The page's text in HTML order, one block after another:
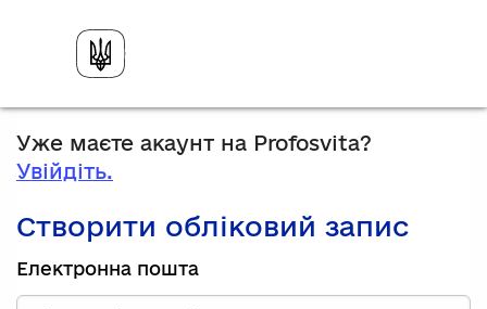
Уже маєте акаунт на Profosvita?
Увійдіть.
Створити обліковий запис
Електронна пошта